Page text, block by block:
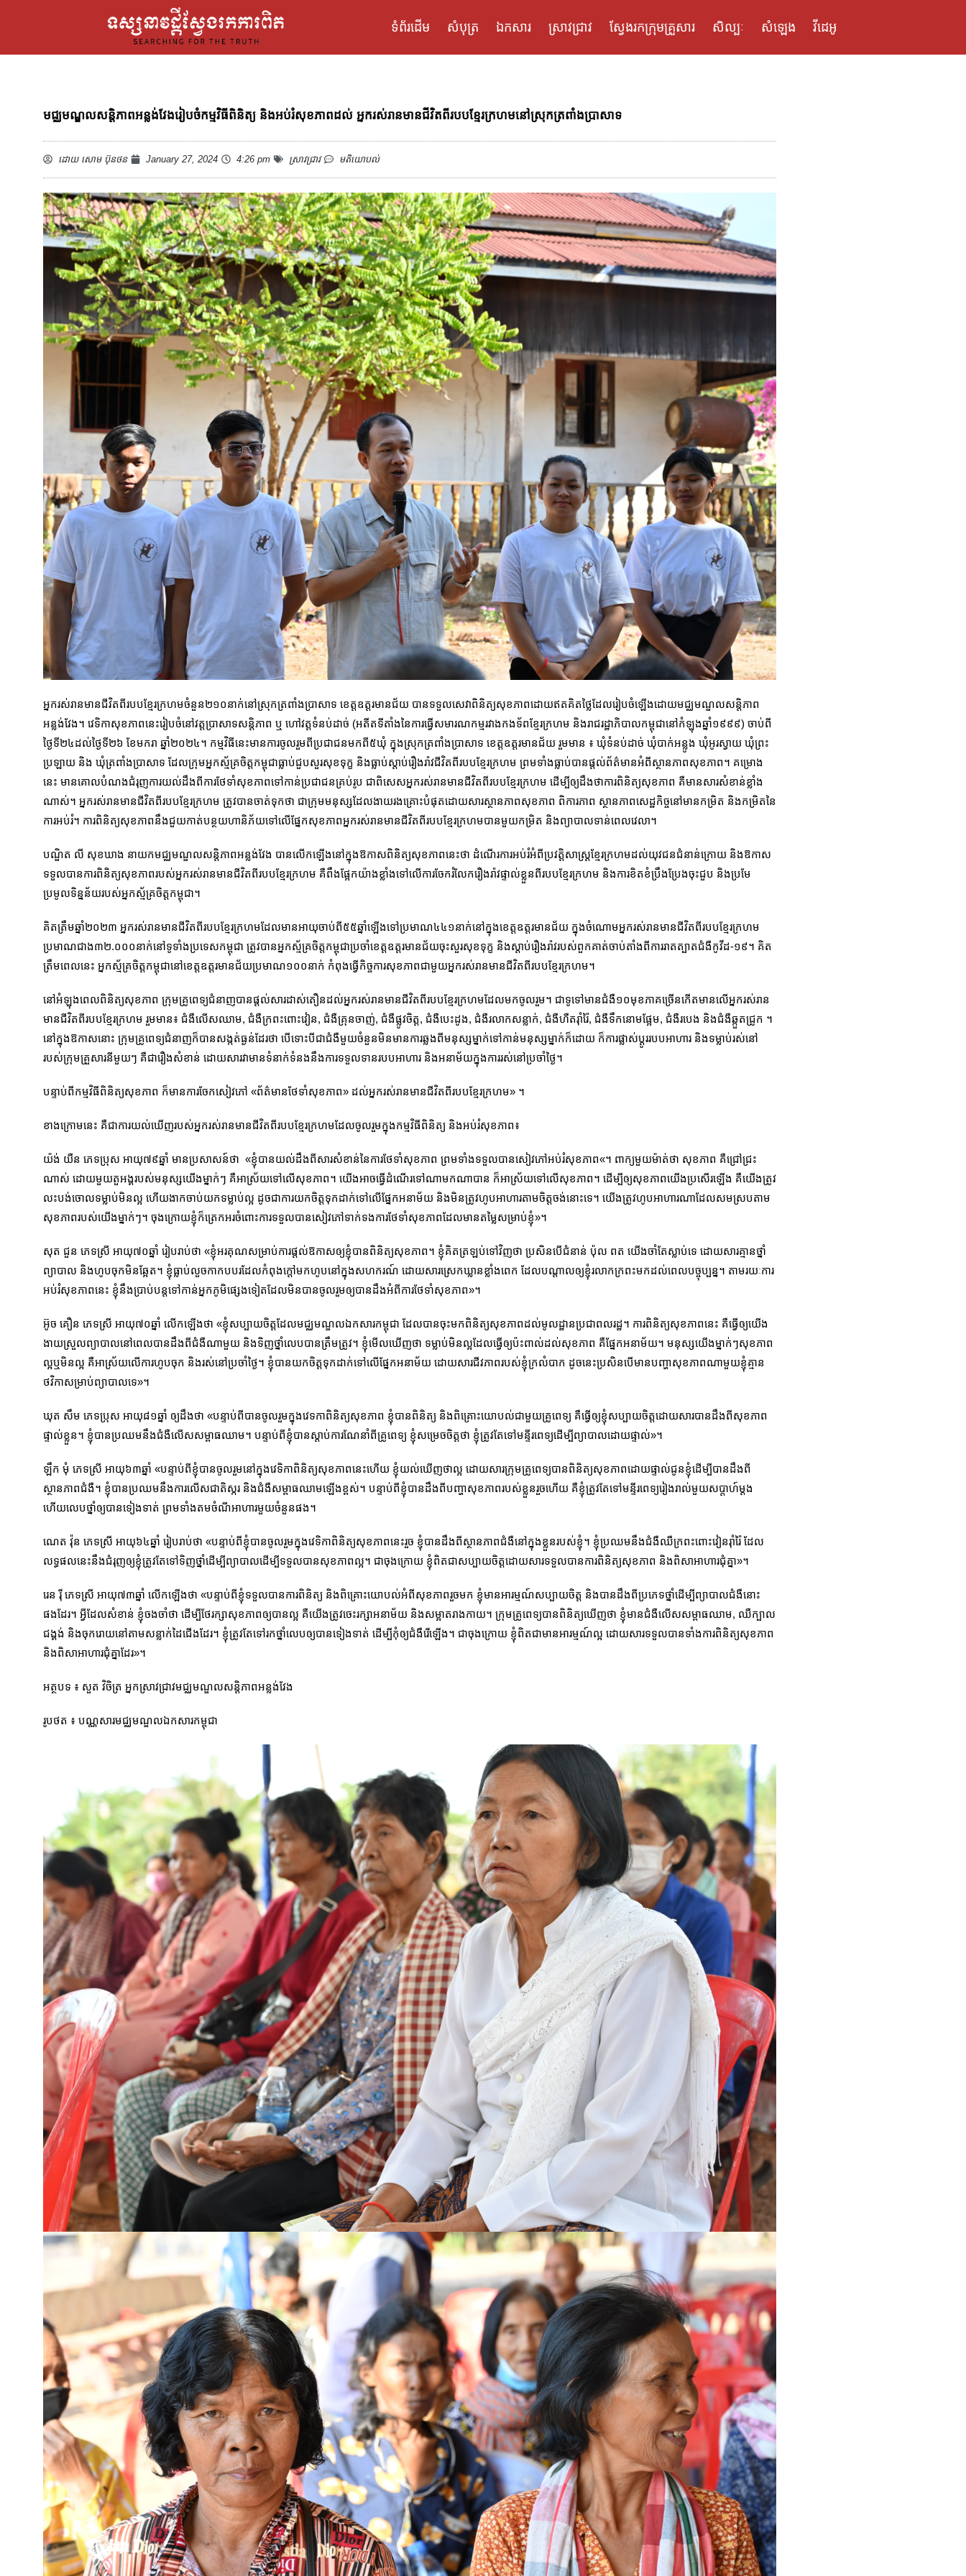
ទំព័រដើម សំបុត្រ ឯកសារ ស្រាវជ្រាវ ស្វែងរកក្រុមគ្រួសារ សិល្បៈ សំឡេង វីដេអូ
មជ្ឈមណ្ឌលសន្ដិភាពអន្លង់វែងរៀបចំកម្មវិធីពិនិត្យ និងអប់រំសុខភាពដល់ អ្នករស់រានមានជីវិតពីរបបខ្មែរក្រហមនៅស្រុកត្រពាំងប្រាសាទ
ដោយសោម ប៊ុនថន January 27, 2024 4:26 pm ស្រាវជ្រាវ មតិយោបល់
អ្នករស់រានមានជីវិតពីរបបខ្មែរក្រហមចំនួន២១០នាក់នៅស្រុកត្រពាំងប្រាសាទ ខេត្ដ​ឧត្ដរមានជ័យ បានទទួលសេវាពិនិត្យសុខភាពដោយឥតគិតថ្លៃដែលរៀបចំឡើងដោយមជ្ឈ​មណ្ឌលសន្ដិភាព
អន្លង់វែង។ វេទិកាសុខភាពនេះរៀបចំនៅវត្ដប្រាសាទសន្ដិភាព ឬ ហៅវត្ដទំនប់ដាច់ (អតីតទីតាំងនៃការធ្វើសមារណកម្មរវាងកងទ័ពខ្មែរក្រហម និងរាជរដ្ឋាភិបាលកម្ពុជានៅកំឡុងឆ្នាំ១៩៩៩) ចាប់ពី
ថ្ងៃទី២៤ដល់ថ្ងៃទី២៦ ខែមករា ឆ្នាំ២០២៤។ កម្មវិធីនេះមានការចូលរួមពីប្រជាជនមកពី៥ឃុំ ក្នុងស្រុកត្រពាំងប្រាសាទ ខេត្តឧត្តរមានជ័យ រួមមាន ៖ ឃុំទំនប់ដាច់ ឃុំបាក់អន្លូង ឃុំអូរស្វាយ ឃុំព្រះ
ប្រឡាយ និង ឃុំត្រពាំងប្រាសាទ ដែលក្រុមអ្នកស្ម័គ្រចិត្តកម្ពុជាធ្លាប់ជួបសួរសុខទុក្ខ និងធ្លាប់ស្ដាប់រឿងរ៉ាវជីវិតពីរបបខ្មែរក្រហម ព្រមទាំងធ្លាប់បានផ្តល់ព័ត៌មានអំពីស្ថានភាពសុខភាព។ គម្រោង
នេះ មានគោលបំណងជំរុញការយល់ដឹងពីការថែទាំសុខភាពទៅកាន់ប្រជាជនគ្រប់រូប ជាពិសេសអ្នករស់រានមានជីវិតពីរបបខ្មែរក្រហម ដើម្បីឲ្យដឹងថាការពិនិត្យសុខភាព គឺមានសារសំខាន់ខ្លាំង
ណាស់។ អ្នករស់រានមានជីវិតពីរបបខ្មែរក្រហម ត្រូវបានចាត់ទុកថា ជាក្រុមមនុស្សដែលងាយរងគ្រោះបំផុតដោយសារស្ថានភាពសុខភាព ពិការភាព ស្ថានភាពសេដ្ឋកិច្ចនៅមានកម្រិត និងកម្រិតនៃ
ការអប់រំ។ ការពិនិត្យសុខភាពនឹងជួយកាត់បន្ថយហានិភ័យទៅលើផ្នែកសុខភាពអ្នករស់រានមានជីវិតពីរបបខ្មែរក្រហមបានមួយកម្រិត និងព្យាបាលទាន់ពេលវេលា។
បណ្ឌិត លី សុខឃាង នាយកមជ្ឈមណ្ឌលសន្ដិភាពអន្លង់វែង បានលើកឡើងនៅក្នុងឱកាសពិនិត្យសុខភាពនេះថា ដំណើរការអប់រំអំពីប្រវត្ដិសាស្រ្ដខ្មែរក្រហមដល់យុវជនជំនាន់ក្រោយ និងឱកាស
ទទួលបានការពិនិត្យសុខភាពរបស់អ្នករស់រានមានជីវិតពីរបបខ្មែរក្រហម គឺពឹងផ្អែកយ៉ាងខ្លាំងទៅលើការចែករំលែករឿងរ៉ាវផ្ទាល់ខ្លួនពីរបបខ្មែរក្រហម និងការខិតខំប្រឹងប្រែងចុះជួប និងប្រមែ
ប្រមូលទិន្នន័យរបស់អ្នកស្ម័គ្រចិត្ដកម្ពុជា។
គិតត្រឹមឆ្នាំ២០២៣ អ្នករស់រានមានជីវិតពីរបបខ្មែរក្រហមដែលមានអាយុចាប់ពី៥៥ឆ្នាំឡើងទៅប្រមាណ៤៤១នាក់នៅក្នុងខេត្តឧត្តរមានជ័យ ក្នុងចំណោមអ្នករស់រានមានជីវិតពីរបបខ្មែរក្រហម
ប្រមាណជាង៣២.០០០នាក់នៅទូទាំងប្រទេសកម្ពុជា ត្រូវបានអ្នកស្ម័គ្រចិត្តកម្ពុជាប្រចាំខេត្តឧត្តរមានជ័យចុះសួរសុខទុក្ខ និងស្ដាប់រឿងរ៉ាវរបស់ពួកគាត់ចាប់តាំងពីការរាតត្បាតជំងឺកូវីដ-១៩។ គិត
ត្រឹមពេលនេះ អ្នកស្ម័គ្រចិត្ដកម្ពុជានៅខេត្តឧត្តរមានជ័យប្រមាណ១០០នាក់ កំពុងធ្វើកិច្ចការសុខភាពជាមួយអ្នករស់រានមានជីវិតពីរបបខ្មែរក្រហម។
នៅអំឡុងពេលពិនិត្យសុខភាព ក្រុមគ្រូពេទ្យជំនាញបានផ្ដល់សារដាស់តឿនដល់អ្នករស់រានមានជីវិតពីរបបខ្មែរក្រហមដែលមកចូលរួម។ ជាទូទៅមានជំងឺ១០មុខភាគច្រើនកើតមានលើអ្នករស់រាន
មានជីវិតពីរបបខ្មែរក្រហម រួមមាន៖ ជំងឺលើសឈាម, ជំងឺក្រពះពោះវៀន, ជំងឺគ្រុនចាញ់, ជំងឺផ្លូវចិត្ដ, ជំងឺបេះដូង, ជំងឺរលាកសន្លាក់, ជំងឺហឺតរ៉ាំរ៉ៃ, ជំងឺទឹកនោមផ្អែម, ជំងឺរបេង និងជំងឺឆ្កួតជ្រូក ។
នៅក្នុងឱកាសនោះ ក្រុមគ្រូពេទ្យជំនាញក៏បានសង្កត់ធ្ងន់ដែរថា បើទោះបីជាជំងឺមួយចំនួនមិនមានការឆ្លងពីមនុស្សម្នាក់ទៅកាន់មនុស្សម្នាក់ក៏ដោយ ក៏ការផ្លាស់ប្ដូររបបអាហារ និងទម្លាប់រស់នៅ
របស់ក្រុមគ្រួសារនីមួយៗ គឺជារឿងសំខាន់ ដោយសារវាមានទំនាក់ទំនងនឹងការទទួលទានរបបអាហារ និងអនាម័យក្នុងការរស់នៅប្រចាំថ្ងៃ។
បន្ទាប់ពីកម្មវិធីពិនិត្យសុខភាព ក៏មានការចែកសៀវភៅ «ព័ត៌មានថែទាំសុខភាព» ដល់អ្នករស់រានមានជីវិតពីរបបខ្មែរក្រហម» ។
ខាងក្រោមនេះ គឺជាការយល់ឃើញរបស់អ្នករស់រានមានជីវិតពីរបបខ្មែរក្រហមដែលចូលរួមក្នុងកម្មវិធីពិនិត្យ និងអប់រំសុខភាព៖
យ៉ង់ យឺន ភេទប្រុស អាយុ៧៩ឆ្នាំ មានប្រសាសន៍ថា «ខ្ញុំបានយល់ដឹងពីសារសំខាន់នៃការថែទាំសុខភាព ព្រមទាំងទទួលបានសៀវភៅអប់រំសុខភាព«។ ពាក្យមួយម៉ាត់ថា សុខភាព គឺជ្រៅជ្រះ
ណាស់ ដោយមួយតួអង្គរបស់មនុស្សយើងម្នាក់ៗ គឺអាស្រ័យទៅលើសុខភាព។ យើងអាចធ្វើដំណើរទៅណាមកណាបាន ក៏អាស្រ័យទៅលើសុខភាព។ ដើម្បីឲ្យសុខភាពយើងប្រសើរឡើង គឺយើងត្រូវ
លះបង់ចោលទម្លាប់មិនល្អ ហើយងាកចាប់យកទម្លាប់ល្អ ដូចជាការយកចិត្ដទុកដាក់ទៅលើផ្នែកអនាម័យ និងមិនត្រូវហូបអាហារតាមចិត្ដចង់នោះទេ។ យើងត្រូវហូបអាហារណាដែលសមស្របតាម
សុខភាពរបស់យើងម្នាក់ៗ។ ចុងក្រោយខ្ញុំក៏ត្រេកអរចំពោះការទទួលបានសៀវភៅទាក់ទងការថែទាំសុខភាពដែលមានតម្លៃសម្រាប់ខ្ញុំ»។
សុត ជួន ភេទស្រី អាយុ៧០ឆ្នាំ រៀបរាប់ថា «ខ្ញុំអរគុណសម្រាប់ការផ្ដល់ឱកាសឲ្យខ្ញុំបានពិនិត្យសុខភាព។ ខ្ញុំគិតត្រឡប់ទៅវិញថា ប្រសិនបើជំនាន់ ប៉ុល ពត យើងចាំតែស្លាប់ទេ ដោយសារគ្មានថ្នាំ
ព្យាបាល និងហូបចុកមិនឆ្អែត។ ខ្ញុំធ្លាប់លួចកាកបបរដែលកំពុងក្ដៅមកហូបនៅក្នុងសហករណ៍ ដោយសារស្រេកឃ្លានខ្លាំងពេក ដែលបណ្ដាលឲ្យខ្ញុំរលាកក្រពះមកដល់ពេលបច្ចុប្បន្ន។ តាមរយៈការ
អប់រំសុខភាពនេះ ខ្ញុំនឹងប្រាប់បន្ដទៅកាន់អ្នកភូមិផ្សេងទៀតដែលមិនបានចូលរួមឲ្យបានដឹងអំពីការថែទាំសុខភាព»។
អ៊ូច គឿន ភេទស្រី អាយុ៧០ឆ្នាំ លើកឡើងថា «ខ្ញុំសប្បាយចិត្ដដែលមជ្ឈមណ្ឌលឯកសារកម្ពុជា ដែលបានចុះមកពិនិត្យសុខភាពដល់មូលដ្ឋានប្រជាពលរដ្ឋ។ ការពិនិត្យសុខភាពនេះ គឺធ្វើឲ្យយើង
ងាយស្រួលព្យាបាលនៅពេលបានដឹងពីជំងឺណាមួយ និងទិញថ្នាំលេបបានត្រឹមត្រូវ។ ខ្ញុំមើលឃើញថា ទម្លាប់មិនល្អដែលធ្វើឲ្យប៉ះពាល់ដល់សុខភាព គឺផ្នែកអនាម័យ។ មនុស្សយើងម្នាក់ៗសុខភាព
ល្អឬមិនល្អ គឺអាស្រ័យលើការហូបចុក និងរស់នៅប្រចាំថ្ងៃ។ ខ្ញុំបានយកចិត្ដទុកដាក់ទៅលើផ្នែកអនាម័យ ដោយសារជីវភាពរបស់ខ្ញុំក្រលំបាក ដូចនេះប្រសិនបើមានបញ្ហាសុខភាពណាមួយខ្ញុំគ្មាន
ថវិកាសម្រាប់ព្យាបាលទេ»។
ឃុត សឹម ភេទប្រុស អាយុ៨១ឆ្នាំ ឲ្យដឹងថា «បន្ទាប់ពីបានចូលរួមក្នុងវេទកាពិនិត្យសុខភាព ខ្ញុំបានពិនិត្យ និងពិគ្រោះយោបល់ជាមួយគ្រូពេទ្យ គឺធ្វើឲ្យខ្ញុំសប្បាយចិត្តដោយសារបានដឹងពីសុខភាព
ផ្ទាល់ខ្លួន។ ខ្ញុំបានប្រឈមនឹងជំងឺលើសសម្ពាធឈាម។ បន្ទាប់ពីខ្ញុំបានស្ដាប់ការណែនាំពីគ្រូពេទ្យ ខ្ញុំសម្រេចចិត្ដថា ខ្ញុំត្រូវតែទៅមន្ទីរពេទ្យដើម្បីព្យាបាលដោយផ្ទាល់»។
ឡឹក មុំ ភេទស្រី អាយុ៦៣ឆ្នាំ «បន្ទាប់ពីខ្ញុំបានចូលរួមនៅក្នុងវេទិកាពិនិត្យសុខភាពនេះហើយ ខ្ញុំយល់ឃើញថាល្អ ដោយសារក្រុមគ្រូពេទ្យបានពិនិត្យសុខភាពដោយផ្ទាល់ជូនខ្ញុំដើម្បីបានដឹងពី
ស្ថានភាពជំងឺ។ ខ្ញុំបានប្រឈមនឹងការលើសជាតិស្ករ និងជំងឺសម្ពាធឈាមឡើងខ្ពស់។ បន្ទាប់ពីខ្ញុំបានដឹងពីបញ្ហាសុខភាពរបស់ខ្លួនរួចហើយ គឺខ្ញុំត្រូវតែទៅមន្ទីរពេទ្យរៀងរាល់មួយសប្តាហ៍ម្ដង
ហើយលេបថ្នាំឲ្យបានទៀងទាត់ ព្រមទាំងតមចំណីអាហារមួយចំនួនផង។
ណេត វ៉ុន ភេទស្រី អាយុ៦៤ឆ្នាំ រៀបរាប់ថា «បន្ទាប់ពីខ្ញុំបានចូលរួមក្នុងវេទិកាពិនិត្យសុខភាពនេះរួច ខ្ញុំបានដឹងពីស្ថានភាពជំងឺនៅក្នុងខ្លួនរបស់ខ្ញុំ។ ខ្ញុំប្រឈមនឹងជំងឺឈឺក្រពះពោះវៀនរ៉ាំរ៉ៃ ដែល
លទ្ធផលនេះនឹងជំរុញឲ្យខ្ញុំត្រូវតែទៅទិញថ្នាំដើម្បីព្យាបាលដើម្បីទទួលបានសុខភាពល្អ។ ជាចុងក្រោយ ខ្ញុំពិតជាសប្បាយចិត្ដដោយសារទទួលបានការពិនិត្យសុខភាព និងពិសាអាហារជុំគ្នា»។
រេន រ៉ី ភេទស្រី អាយុ៧៣ឆ្នាំ លើកឡើងថា «បន្ទាប់ពីខ្ញុំទទួលបានការពិនិត្យ និងពិគ្រោះយោបល់អំពីសុខភាពរួចមក ខ្ញុំមានអារម្មណ៍សប្បាយចិត្ត និងបានដឹងពីប្រភេទថ្នាំដើម្បីព្យាបាលជំងឺនោះ
ផងដែរ។ អ្វីដែលសំខាន់ ខ្ញុំចងចាំថា ដើម្បីថែរក្សាសុខភាពឲ្យបានល្អ គឺយើងត្រូវចេះរក្សាអនាម័យ និងសម្អាតរាងកាយ។ ក្រុមគ្រូពេទ្យបានពិនិត្យឃើញថា ខ្ញុំមានជំងឺលើសសម្ពាធឈាម, ឈឺក្បាល
ជង្គង់ និងចុករោយនៅតាមសន្លាក់ដៃជើងដែរ។ ខ្ញុំត្រូវតែទៅរកថ្នាំលេបឲ្យបានទៀងទាត់ ដើម្បីកុំឲ្យជំងឺរើឡើង។ ជាចុងក្រោយ ខ្ញុំពិតជាមានអារម្មណ៍ល្អ ដោយសារទទួលបានទាំងការពិនិត្យសុខភាព
និងពិសាអាហារជុំគ្នាដែរ»។
អត្ថបទ ៖ សួត វិចិត្រ អ្នកស្រាវជ្រាវមជ្ឈមណ្ឌលសន្ដិភាពអន្លង់វែង
រូបថត ៖ បណ្ណសារមជ្ឈមណ្ឌលឯកសារកម្ពុជា